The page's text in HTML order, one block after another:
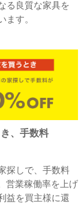
る良質な家具を
ます。
、手数料
探しで、手数料
営業稼働率を上げ
益を買主様に還